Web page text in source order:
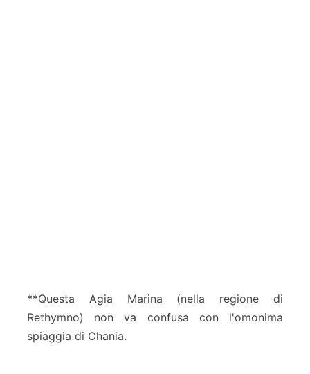
**Questa Agia Marina (nella regione di
Rethymno) non va confusa con l'omonima
spiaggia di Chania.